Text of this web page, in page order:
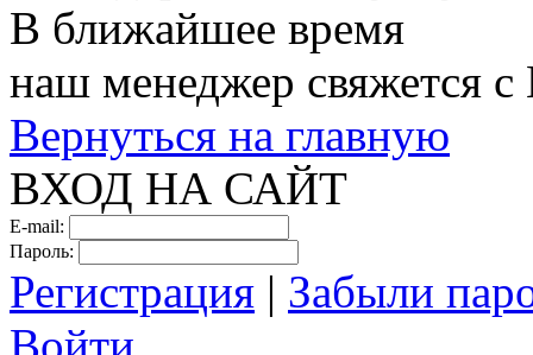
В ближайшее время
наш менеджер свяжется
Вернуться на главную
ВХОД НА САЙТ
E-mail:
Пароль:
Регистрация | Забыли
Войти